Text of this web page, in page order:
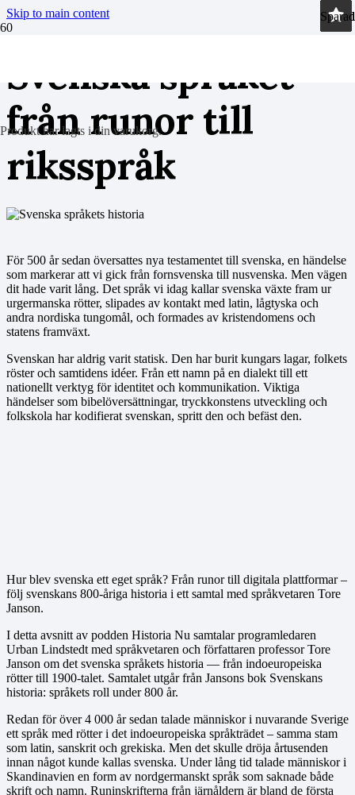
Skip to main content
Produkthar lagts i din varukorg.
Svenska språket
från runor till
riksspråk
För 500 år sedan översattes nya testamentet till svenska, en händelse
som markerar att vi gick från fornsvenska till nusvenska. Men vägen
dit hade varit lång. Det språk vi idag kallar svenska växte fram ur
urgermanska rötter, slipades av kontakt med latin, lågtyska och
andra nordiska tungomål, och formades av kristendomens och
statens framväxt.
Svenskan har aldrig varit statisk. Den har burit kungars lagar, folkets
röster och samtidens idéer. Från ett namn på en dialekt till ett
nationellt verktyg för identitet och kommunikation. Viktiga
händelser som bibelöversättningar, tryckkonstens utveckling och
folkskola har kodifierat svenskan, spritt den och befäst den.
Hur blev svenska ett eget språk? Från runor till digitala plattformar –
följ svenskans 800-åriga historia i ett samtal med språkvetaren Tore
Janson.
I detta avsnitt av podden Historia Nu samtalar programledaren
Urban Lindstedt med språkvetaren och författaren professor Tore
Janson om det svenska språkets historia — från indoeuropeiska
rötter till 1900-talet. Samtalet utgår från Jansons bok Svenskans
historia: språkets roll under 800 år.
Redan för över 4 000 år sedan talade människor i nuvarande Sverige
ett språk med rötter i det indoeuropeiska språkträdet – samma stam
som latin, sanskrit och grekiska. Men det skulle dröja årtusenden
innan något kunde kallas svenska. Under lång tid talade människor i
Skandinavien en form av nordgermanskt språk som saknade både
skrift och namn. Runinskrifterna från järnåldern är bland de första
Sparad
Sparad
Sparad
Sparad